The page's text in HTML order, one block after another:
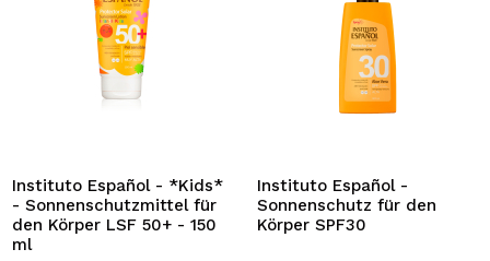
Instituto Español - *Kids*
- Sonnenschutzmittel für
den Körper LSF 50+ - 150
ml
Instituto Español -
Sonnenschutz für den
Körper SPF30